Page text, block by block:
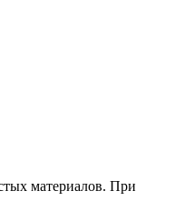
материалов. При